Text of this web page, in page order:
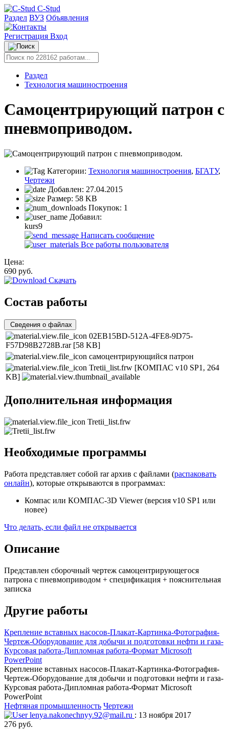
C-Stud
Раздел ВУЗ Объявления
Регистрация Вход
Раздел
Технология машиностроения
Самоцентрирующий патрон с
пневмоприводом.
Категории: Технология машиностроения, БГАТУ,
Чертежи
Добавлен: 27.04.2015
Размер: 58 KB
Покупок: 1
Добавил:
kurs9
Написать сообщение
Все работы пользователя
Цена:
690 руб.
Скачать
Состав работы
Сведения о файлах
02EB15BD-512A-4FE8-9D75-
F57D98B2728B.rar [58 KB]
самоцентрирующийся патрон
Tretii_list.frw [КОМПАС v10 SP1, 264
KB]
Дополнительная информация
Tretii_list.frw
Необходимые программы
Работа представляет собой rar архив с файлами (распаковать
онлайн), которые открываются в программах:
Компас или КОМПАС-3D Viewer (версия v10 SP1 или
новее)
Что делать, если файл не открывается
Описание
Представлен сборочный чертеж самоцентрирующегося
патрона с пневмоприводом + спецификация + пояснительная
записка
Другие работы
Крепление вставных насосов-Плакат-Картинка-Фотография-
Чертеж-Оборудование для добычи и подготовки нефти и газа-
Курсовая работа-Дипломная работа-Формат Microsoft
PowerPoint
Крепление вставных насосов-Плакат-Картинка-Фотография-
Чертеж-Оборудование для добычи и подготовки нефти и газа-
Курсовая работа-Дипломная работа-Формат Microsoft
PowerPoint
Нефтяная промышленность Чертежи
lenya.nakonechnyy.92@mail.ru : 13 ноября 2017
276 руб.